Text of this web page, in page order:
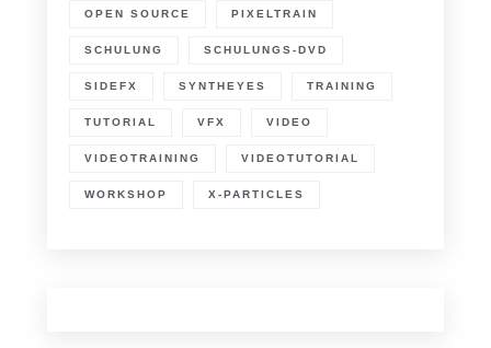
OPEN SOURCE PIXELTRAIN
SCHULUNG SCHULUNGS-DVD
SIDEFX SYNTHEYES TRAINING
TUTORIAL VFX VIDEO
VIDEOTRAINING VIDEOTUTORIAL
WORKSHOP X-PARTICLES